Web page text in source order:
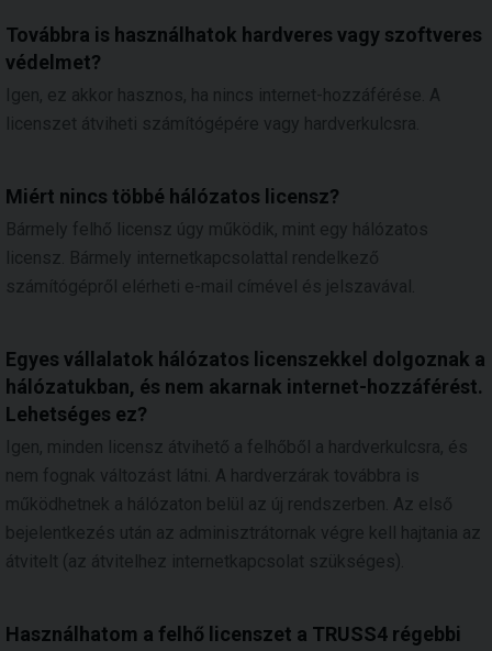
Továbbra is használhatok hardveres vagy szoftveres
védelmet?
Igen, ez akkor hasznos, ha nincs internet-hozzáférése. A
licenszet átviheti számítógépére vagy hardverkulcsra.
Miért nincs többé hálózatos licensz?
Bármely felhő licensz úgy működik, mint egy hálózatos
licensz. Bármely internetkapcsolattal rendelkező
számítógépről elérheti e-mail címével és jelszavával.
Egyes vállalatok hálózatos licenszekkel dolgoznak a
hálózatukban, és nem akarnak internet-hozzáférést.
Lehetséges ez?
Igen, minden licensz átvihető a felhőből a hardverkulcsra, és
nem fognak változást látni. A hardverzárak továbbra is
működhetnek a hálózaton belül az új rendszerben. Az első
bejelentkezés után az adminisztrátornak végre kell hajtania az
átvitelt (az átvitelhez internetkapcsolat szükséges).
Használhatom a felhő licenszet a TRUSS4 régebbi